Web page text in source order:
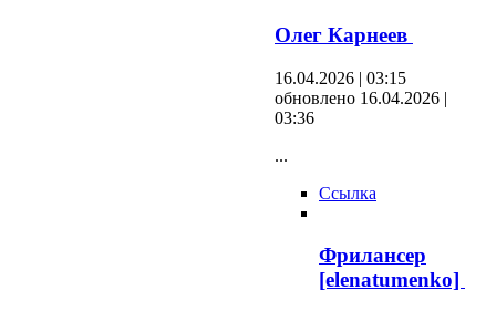
Олег Карнеев
16.04.2026 | 03:15
обновлено 16.04.2026 |
03:36
...
Ссылка
Фрилансер
[elenatumenko]